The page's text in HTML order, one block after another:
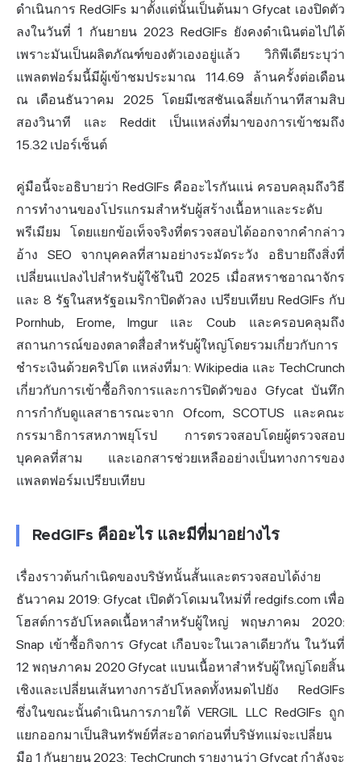
ดำเนินการ RedGIFs มาตั้งแต่นั้นเป็นต้นมา Gfycat เองปิดตัว
ลงในวันที่ 1 กันยายน 2023 RedGIFs ยังคงดำเนินต่อไปได้
เพราะมันเป็นผลิตภัณฑ์ของตัวเองอยู่แล้ว วิกิพีเดียระบุว่า
แพลตฟอร์มนี้มีผู้เข้าชมประมาณ 114.69 ล้านครั้งต่อเดือน
ณ เดือนธันวาคม 2025 โดยมีเซสชันเฉลี่ยเก้านาทีสามสิบ
สองวินาที และ Reddit เป็นแหล่งที่มาของการเข้าชมถึง
15.32 เปอร์เซ็นต์
คู่มือนี้จะอธิบายว่า RedGIFs คืออะไรกันแน่ ครอบคลุมถึงวิธี
การทำงานของโปรแกรมสำหรับผู้สร้างเนื้อหาและระดับ
พรีเมียม โดยแยกข้อเท็จจริงที่ตรวจสอบได้ออกจากคำกล่าว
อ้าง SEO จากบุคคลที่สามอย่างระมัดระวัง อธิบายถึงสิ่งที่
เปลี่ยนแปลงไปสำหรับผู้ใช้ในปี 2025 เมื่อสหราชอาณาจักร
และ 8 รัฐในสหรัฐอเมริกาปิดตัวลง เปรียบเทียบ RedGIFs กับ
Pornhub, Erome, Imgur และ Coub และครอบคลุมถึง
สถานการณ์ของตลาดสื่อสำหรับผู้ใหญ่โดยรวมเกี่ยวกับการ
ชำระเงินด้วยคริปโต แหล่งที่มา: Wikipedia และ TechCrunch
เกี่ยวกับการเข้าซื้อกิจการและการปิดตัวของ Gfycat บันทึก
การกำกับดูแลสาธารณะจาก Ofcom, SCOTUS และคณะ
กรรมาธิการสหภาพยุโรป การตรวจสอบโดยผู้ตรวจสอบ
บุคคลที่สาม และเอกสารช่วยเหลืออย่างเป็นทางการของ
แพลตฟอร์มเปรียบเทียบ
RedGIFs คืออะไร และมีที่มาอย่างไร
เรื่องราวต้นกำเนิดของบริษัทนั้นสั้นและตรวจสอบได้ง่าย
ธันวาคม 2019: Gfycat เปิดตัวโดเมนใหม่ที่ redgifs.com เพื่อ
โฮสต์การอัปโหลดเนื้อหาสำหรับผู้ใหญ่ พฤษภาคม 2020:
Snap เข้าซื้อกิจการ Gfycat เกือบจะในเวลาเดียวกัน ในวันที่
12 พฤษภาคม 2020 Gfycat แบนเนื้อหาสำหรับผู้ใหญ่โดยสิ้น
เชิงและเปลี่ยนเส้นทางการอัปโหลดทั้งหมดไปยัง RedGIFs
ซึ่งในขณะนั้นดำเนินการภายใต้ VERGIL LLC RedGIFs ถูก
แยกออกมาเป็นสินทรัพย์ที่สะอาดก่อนที่บริษัทแม่จะเปลี่ยน
มือ 1 กันยายน 2023: TechCrunch รายงานว่า Gfycat กำลังจะ